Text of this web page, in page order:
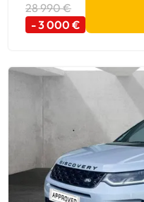
28 990 €
- 3 000 €